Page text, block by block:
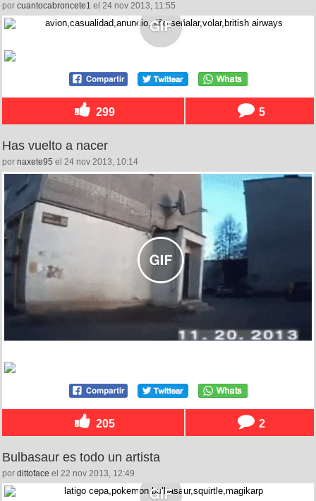
por cuantocabroncete1 el 24 nov 2013, 11:55
299 5
Has vuelto a nacer
por naxete95 el 24 nov 2013, 10:14
205 2
Bulbasaur es todo un artista
por dittoface el 22 nov 2013, 12:49